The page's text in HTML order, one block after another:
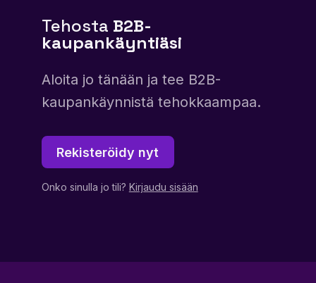
Tehosta B2B-
kaupankäyntiäsi
Aloita jo tänään ja tee B2B-
kaupankäynnistä tehokkaampaa.
Rekisteröidy nyt
Onko sinulla jo tili? Kirjaudu sisään